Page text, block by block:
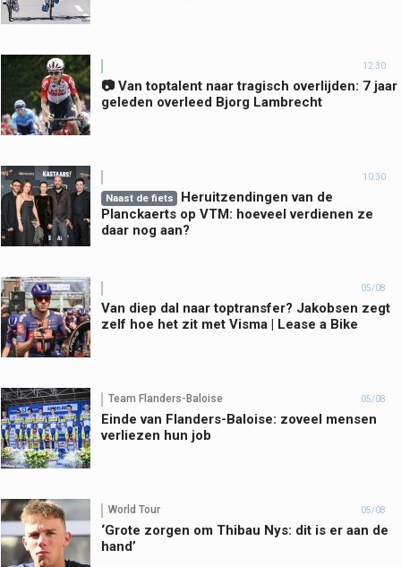
12:30
📷 Van toptalent naar tragisch overlijden: 7 jaar
geleden overleed Bjorg Lambrecht
10:30
Naast de fiets
Heruitzendingen van de
Planckaerts op VTM: hoeveel verdienen ze
daar nog aan?
05/08
Van diep dal naar toptransfer? Jakobsen zegt
zelf hoe het zit met Visma | Lease a Bike
Team Flanders-Baloise 05/08
Einde van Flanders-Baloise: zoveel mensen
verliezen hun job
World Tour 05/08
‘Grote zorgen om Thibau Nys: dit is er aan de
hand’